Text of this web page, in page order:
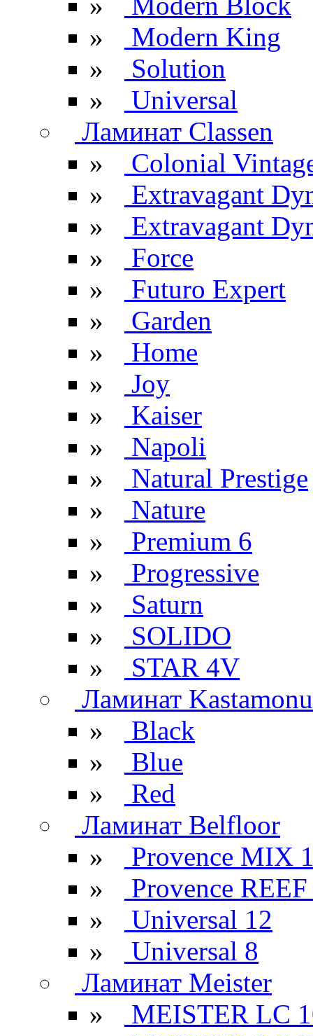
»
Modern King
»
Solution
»
Universal
Ламинат Classen
»
Colonial
»
Extravagant
»
Extravagant
»
Force
»
Futuro Expert
»
Garden
»
Home
»
Joy
»
Kaiser
»
Napoli
»
Natural Prestige
»
Nature
»
Premium 6
»
Progressive
»
Saturn
»
SOLIDO
»
STAR 4V
Ламинат Kastamonu
»
Black
»
Blue
»
Red
Ламинат Belfloor
»
Provence MIX
»
Provence
»
Universal 12
»
Universal 8
Ламинат Meister
»
MEISTER LC